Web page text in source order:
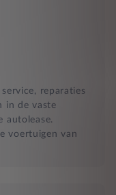
reparaties
in de vaste
autolease.
voertuigen van